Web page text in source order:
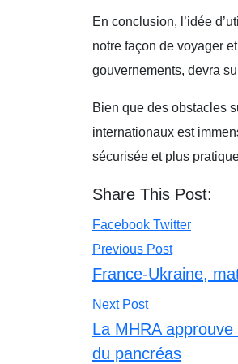
En conclusion, l’idée
notre façon de voyager
gouvernements, devra
Bien que des obstacles
internationaux est
sécurisée et plus
Share This Post:
Facebook TwitterYoutube
LinkedIn
Pinterest
Reddit
Previous Post
France-Ukraine,
Next Post
La MHRA
du pancréas